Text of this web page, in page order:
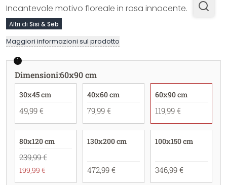
Incantevole motivo floreale in rosa innocente.
Altri di Sisi & Seb
Maggiori informazioni sul prodotto
1
Dimensioni:60x90 cm
30x45 cm
49,99 €
40x60 cm
79,99 €
60x90 cm
119,99 €
80x120 cm
239,99 €
199,99 €
130x200 cm
472,99 €
100x150 cm
346,99 €